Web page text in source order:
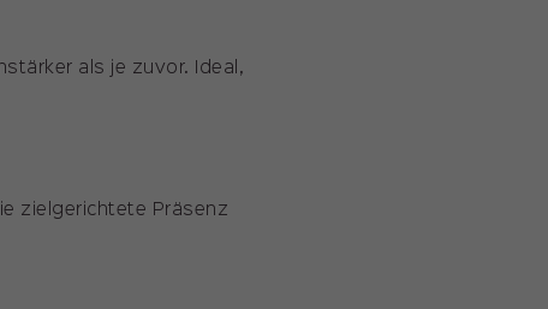
als je zuvor. Ideal,
zielgerichtete Präsenz